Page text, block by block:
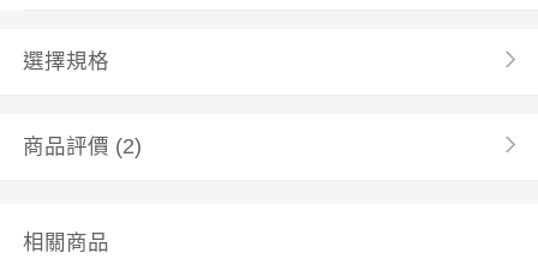
選擇規格
商品評價 (2)
相關商品